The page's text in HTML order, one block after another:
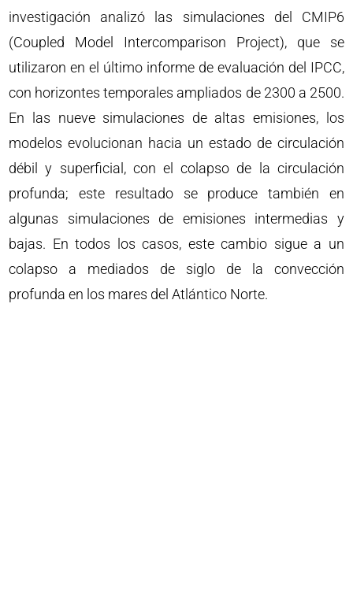
investigación analizó las simulaciones del CMIP6
(Coupled Model Intercomparison Project), que se
utilizaron en el último informe de evaluación del IPCC,
con horizontes temporales ampliados de 2300 a 2500.
En las nueve simulaciones de altas emisiones, los
modelos evolucionan hacia un estado de circulación
débil y superficial, con el colapso de la circulación
profunda; este resultado se produce también en
algunas simulaciones de emisiones intermedias y
bajas. En todos los casos, este cambio sigue a un
colapso a mediados de siglo de la convección
profunda en los mares del Atlántico Norte.